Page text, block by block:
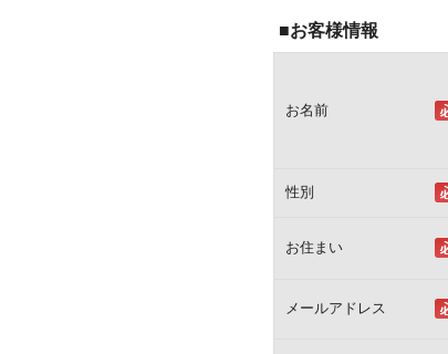
■お客様情報
お名前
性別
お住まい
メールアドレス